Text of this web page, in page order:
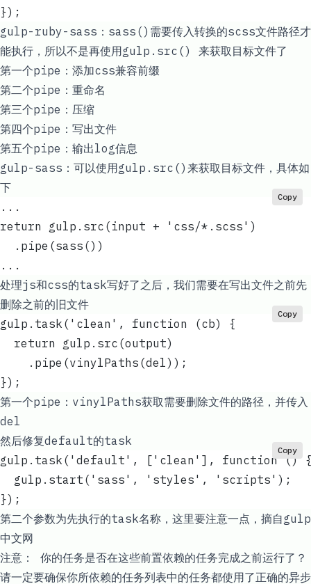
});
gulp-ruby-sass：sass()需要传入转换的scss文件路径才
能执行，所以不是再使用gulp.src() 来获取目标文件了
第一个pipe：添加css兼容前缀
第二个pipe：重命名
第三个pipe：压缩
第四个pipe：写出文件
第五个pipe：输出log信息
gulp-sass：可以使用gulp.src()来获取目标文件，具体如
下
...
return gulp.src(input + 'css/*.scss')
  .pipe(sass())
...
Copy
处理js和css的task写好了之后，我们需要在写出文件之前先
删除之前的旧文件
gulp.task('clean', function (cb) {
  return gulp.src(output)
    .pipe(vinylPaths(del));
});
Copy
第一个pipe：vinylPaths获取需要删除文件的路径，并传入
del
然后修复default的task
gulp.task('default', ['clean'], function ()
  gulp.start('sass', 'styles', 'scripts');
});
Copy
第二个参数为先执行的task名称，这里要注意一点，摘自gulp
中文网
注意： 你的任务是否在这些前置依赖的任务完成之前运行了？
请一定要确保你所依赖的任务列表中的任务都使用了正确的异步